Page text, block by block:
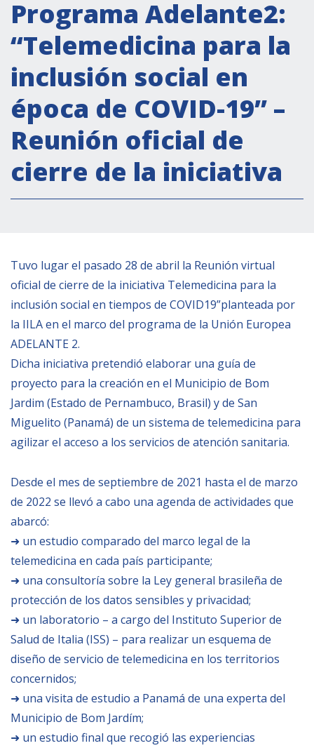
Secretaría Cultural
Secretaría Socioeconómica
Secretaría Técnico-científica
Forum Pymes
Conferencia Italia- América Latina y el Caribe
Red para la promoción de la igualdad de
género
COOPERACIÓN
Patrimonio cultural
Empoderamiento socio-económico
Justicia y Seguridad
EUROsociAL
EL PAcCTO
EUROFRONT
COPOLAD III
AL-INVEST Verde
MEDIOS
Fotos
Vídeos
Audios
BIBLIOTECA
Biblioteca
Publicaciones
Programa Adelante2:
“Telemedicina para la
inclusión social en
época de COVID-19” –
Reunión oficial de
cierre de la iniciativa
Tuvo lugar el pasado 28 de abril la Reunión virtual
oficial de cierre de la iniciativa Telemedicina para la
inclusión social en tiempos de COVID19”planteada por
la IILA en el marco del programa de la Unión Europea
ADELANTE 2.
Dicha iniciativa pretendió elaborar una guía de
proyecto para la creación en el Municipio de Bom
Jardim (Estado de Pernambuco, Brasil) y de San
Miguelito (Panamá) de un sistema de telemedicina para
agilizar el acceso a los servicios de atención sanitaria.
Desde el mes de septiembre de 2021 hasta el de marzo
de 2022 se llevó a cabo una agenda de actividades que
abarcó:
➜ un estudio comparado del marco legal de la
telemedicina en cada país participante;
➜ una consultoría sobre la Ley general brasileña de
protección de los datos sensibles y privacidad;
➜ un laboratorio – a cargo del Instituto Superior de
Salud de Italia (ISS) – para realizar un esquema de
diseño de servicio de telemedicina en los territorios
concernidos;
➜ una visita de estudio a Panamá de una experta del
Municipio de Bom Jardím;
➜ un estudio final que recogió las experiencias